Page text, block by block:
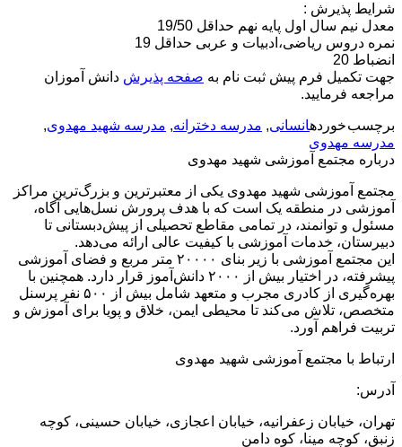
شرایط پذیرش :
معدل نیم سال اول پایه نهم حداقل 19/50
نمره دروس ریاضی،ادبیات و عربی حداقل 19
انضباط 20
جهت تکمیل فرم پیش ثبت نام به صفحه پذیرش دانش آموزان
مراجعه فرمایید.
برچسب خوردهانسانی, مدرسه دخترانه, مدرسه شهید مهدوی,
مدرسه مهدوی
درباره مجتمع آموزشی شهید مهدوی
مجتمع آموزشی شهید مهدوی یکی از معتبرترین و بزرگ‌ترین مراکز
آموزشی در منطقه یک است که با هدف پرورش نسل‌هایی آگاه،
مسئول و توانمند، در تمامی مقاطع تحصیلی از پیش‌دبستانی تا
دبیرستان، خدمات آموزشی با کیفیت عالی ارائه می‌دهد.
این مجتمع آموزشی با زیر بنای ۲۰۰۰۰ متر مربع و فضای آموزشی
پیشرفته، در اختیار بیش از ۲۰۰۰ دانش‌آموز قرار دارد. همچنین با
بهره‌گیری از کادری مجرب و متعهد شامل بیش از ۵۰۰ نفر پرسنل
متخصص، تلاش می‌کند تا محیطی ایمن، خلاق و پویا برای آموزش و
تربیت فراهم آورد.
ارتباط با مجتمع آموزشی شهید مهدوی
آدرس:
تهران، خیابان زعفرانیه، خیابان اعجازی، خیابان حسینی، کوچه
زنبق، کوچه مینا، کوه دامن